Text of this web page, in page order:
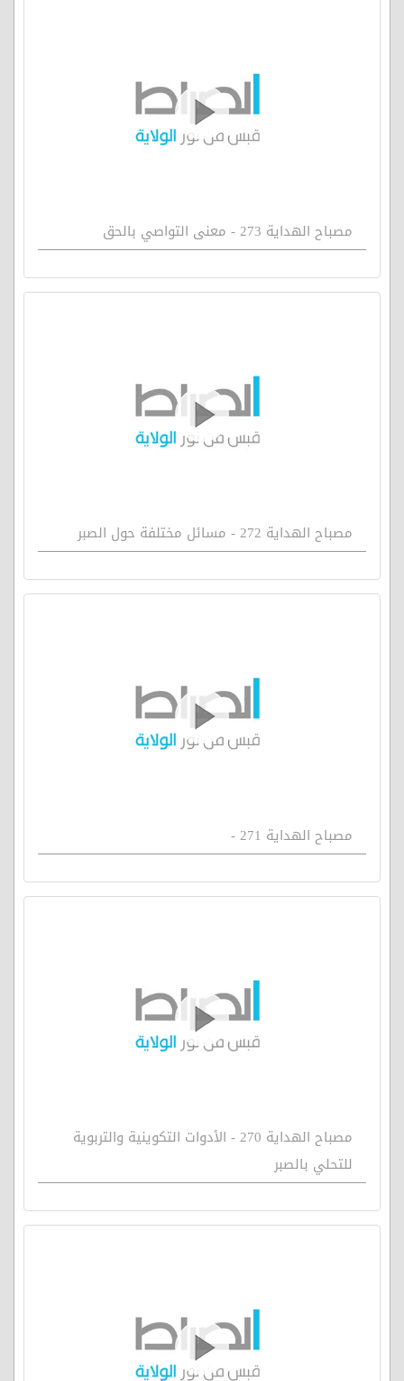
مصباح الهداية 273 - معنى التواصي بالحق
مصباح الهداية 272 - مسائل مختلفة حول الصبر
مصباح الهداية 271 -
مصباح الهداية 270 - الأدوات التكوينية والتربوية
للتحلي بالصبر